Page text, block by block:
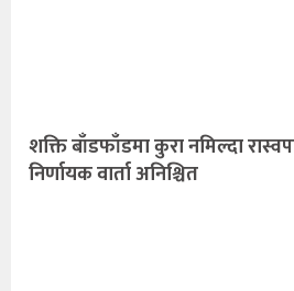
शक्ति बाँडफाँडमा कुरा नमिल्दा
निर्णायक वार्ता अनिश्चित